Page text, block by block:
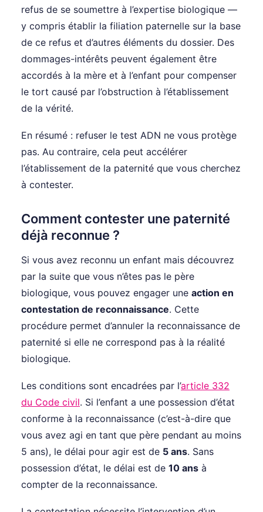
refus de se soumettre à l’expertise biologique —
y compris établir la filiation paternelle sur la base
de ce refus et d’autres éléments du dossier. Des
dommages-intérêts peuvent également être
accordés à la mère et à l’enfant pour compenser
le tort causé par l’obstruction à l’établissement
de la vérité.
En résumé : refuser le test ADN ne vous protège
pas. Au contraire, cela peut accélérer
l’établissement de la paternité que vous cherchez
à contester.
Comment contester une paternité
déjà reconnue ?
Si vous avez reconnu un enfant mais découvrez
par la suite que vous n’êtes pas le père
biologique, vous pouvez engager une action en
contestation de reconnaissance. Cette
procédure permet d’annuler la reconnaissance de
paternité si elle ne correspond pas à la réalité
biologique.
Les conditions sont encadrées par l’article 332
du Code civil. Si l’enfant a une possession d’état
conforme à la reconnaissance (c’est-à-dire que
vous avez agi en tant que père pendant au moins
5 ans), le délai pour agir est de 5 ans. Sans
possession d’état, le délai est de 10 ans à
compter de la reconnaissance.